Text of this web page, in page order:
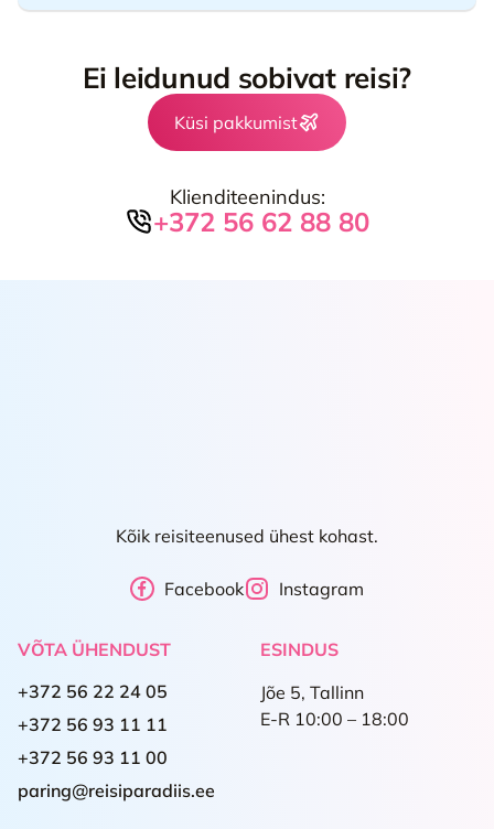
Ei leidunud sobivat reisi?
Küsi pakkumist
Klienditeenindus:
+372 56 62 88 80
Kõik reisiteenused ühest kohast.
Facebook Instagram
VÕTA ÜHENDUST
+372 56 22 24 05
+372 56 93 11 11
+372 56 93 11 00
paring@reisiparadiis.ee
ESINDUS
Jõe 5, Tallinn
E-R 10:00 – 18:00